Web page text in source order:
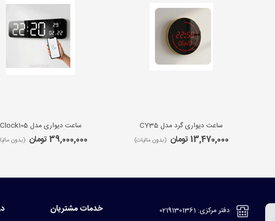
ساعت دیواری گرد مدل CY35
13,470,000 تومان (بدون مالیات)
ساعت دیواری مدل iClock105
39,000,000 تومان (بدون
دفتر مرکزی: 02191301361 خدمات مشتریان